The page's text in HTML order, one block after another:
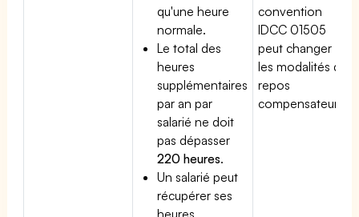
qu'une heure
normale.
Le total des
heures
supplémentaires
par an par
salarié ne doit
pas dépasser
220 heures.
Un salarié peut
récupérer ses
heures
convention
IDCC 01505
peut changer
les modalités du
repos
compensateur.